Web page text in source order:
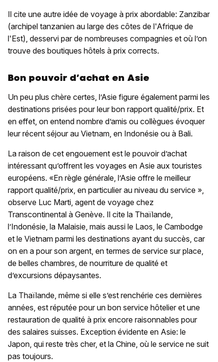
Il cite une autre idée de voyage à prix abordable: Zanzibar
(archipel tanzanien au large des côtes de l'Afrique de
l'Est), desservi par de nombreuses compagnies et où l’on
trouve des boutiques hôtels à prix corrects.
Bon pouvoir d’achat en Asie
Un peu plus chère certes, l’Asie figure également parmi les
destinations prisées pour leur bon rapport qualité/prix. Et
en effet, on entend nombre d’amis ou collègues évoquer
leur récent séjour au Vietnam, en Indonésie ou à Bali.
La raison de cet engouement est le pouvoir d’achat
intéressant qu’offrent les voyages en Asie aux touristes
européens. «En règle générale, l’Asie offre le meilleur
rapport qualité/prix, en particulier au niveau du service »,
observe Luc Marti, agent de voyage chez
Transcontinental à Genève. Il cite la Thaïlande,
l’Indonésie, la Malaisie, mais aussi le Laos, le Cambodge
et le Vietnam parmi les destinations ayant du succès, car
on en a pour son argent, en termes de service sur place,
de belles chambres, de nourriture de qualité et
d’excursions dépaysantes.
La Thaïlande, même si elle s’est renchérie ces dernières
années, est réputée pour un bon service hôtelier et une
restauration de qualité à prix encore raisonnables pour
des salaires suisses. Exception évidente en Asie: le
Japon, qui reste très cher, et la Chine, où le service ne suit
pas toujours.